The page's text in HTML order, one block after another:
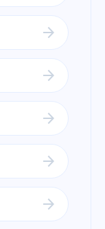
arrow_forward
arrow_forward
arrow_forward
arrow_forward
arrow_forward